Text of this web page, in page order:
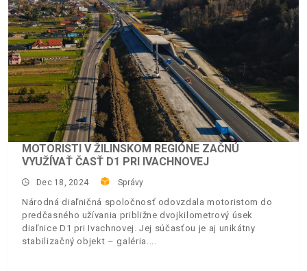
MOTORISTI V ŽILINSKOM REGIÓNE ZAČNÚ
VYUŽÍVAŤ ČASŤ D1 PRI IVACHNOVEJ
Dec 18, 2024 Správy
Národná diaľničná spoločnosť odovzdala motoristom do
predčasného užívania približne dvojkilometrový úsek
diaľnice D1 pri Ivachnovej. Jej súčasťou je aj unikátny
stabilizačný objekt – galéria.